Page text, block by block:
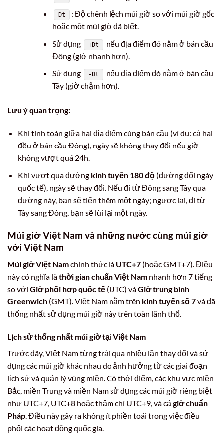
Dt
: Độ chênh lệch múi giờ so với múi giờ gốc
hoặc một múi giờ đã biết.
Sử dụng
+Dt
nếu địa điểm đó nằm ở bán cầu
Đông (giờ nhanh hơn).
Sử dụng
-Dt
nếu địa điểm đó nằm ở bán cầu
Tây (giờ chậm hơn).
Lưu ý quan trọng:
Khi tính toán giữa hai địa điểm cùng bán cầu (ví dụ: cả hai
đều ở bán cầu Đông), ngày sẽ không thay đổi nếu giờ
không vượt quá 24h.
Khi vượt qua đường kinh tuyến 180 độ(đường đổi ngày
quốc tế), ngày sẽ thay đổi. Nếu đi từ Đông sang Tây qua
đường này, bạn sẽ tiến thêm một ngày; ngược lại, đi từ
Tây sang Đông, bạn sẽ lùi lại một ngày.
Múi giờ Việt Nam và những nước cùng múi giờ
với Việt Nam
Múi giờ Việt Namchính thức là UTC+7 (hoặc GMT+7). Điều
này có nghĩa làthời gian chuẩn Việt Nam nhanh hơn 7 tiếng
so với Giờ phối hợp quốc tế (UTC) vàGiờ trung bình
Greenwich (GMT). Việt Nam nằm trên kinh tuyến số 7và đã
thống nhất sử dụng múi giờ này trên toàn lãnh thổ.
Lịch sử thống nhất múi giờ tại Việt Nam
Trước đây, Việt Nam từng trải qua nhiều lần thay đổi và sử
dụng các múi giờ khác nhau do ảnh hưởng từ các giai đoạn
lịch sử và quản lý vùng miền. Có thời điểm, các khu vực miền
Bắc, miền Trung và miền Nam sử dụng các múi giờ riêng biệt
như UTC+7, UTC+8 hoặc thậm chí UTC+9, và cả giờ chuẩn
Pháp. Điều này gây ra không ít phiền toái trong việc điều
phối các hoạt động quốc gia.